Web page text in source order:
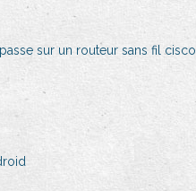
sur un routeur sans fil cisco